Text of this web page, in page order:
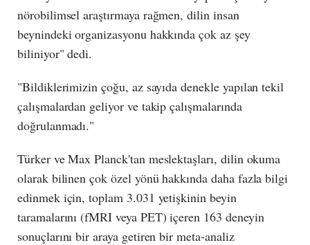
nörobilimsel araştırmaya rağmen, dilin insan
beynindeki organizasyonu hakkında çok az şey
biliniyor" dedi.
"Bildiklerimizin çoğu, az sayıda denekle yapılan tekil
çalışmalardan geliyor ve takip çalışmalarında
doğrulanmadı."
Türker ve Max Planck'tan meslektaşları, dilin okuma
olarak bilinen çok özel yönü hakkında daha fazla bilgi
edinmek için, toplam 3.031 yetişkinin beyin
taramalarını (fMRI veya PET) içeren 163 deneyin
sonuçlarını bir araya getiren bir meta-analiz